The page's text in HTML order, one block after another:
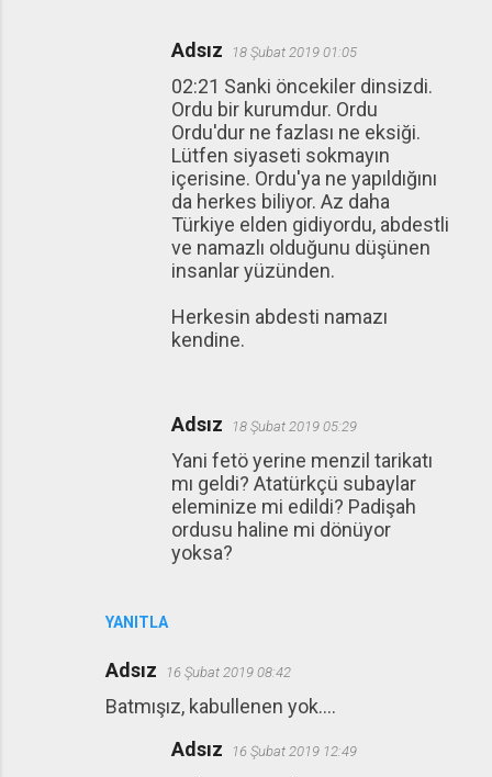
YANITLA
Adsız 18 Şubat 2019 01:05
02:21 Sanki öncekiler dinsizdi.
Ordu bir kurumdur. Ordu
Ordu'dur ne fazlası ne eksiği.
Lütfen siyaseti sokmayın
içerisine. Ordu'ya ne yapıldığını
da herkes biliyor. Az daha
Türkiye elden gidiyordu, abdestli
ve namazlı olduğunu düşünen
insanlar yüzünden.
Herkesin abdesti namazı
kendine.
Adsız 18 Şubat 2019 05:29
Yani fetö yerine menzil tarikatı
mı geldi? Atatürkçü subaylar
eleminize mi edildi? Padişah
ordusu haline mi dönüyor
yoksa?
Adsız 16 Şubat 2019 08:42
Batmışız, kabullenen yok....
Adsız 16 Şubat 2019 12:49